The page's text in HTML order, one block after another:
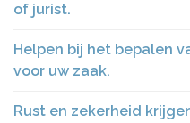
of jurist.
Helpen bij het bepalen
voor uw zaak.
Rust en zekerheid